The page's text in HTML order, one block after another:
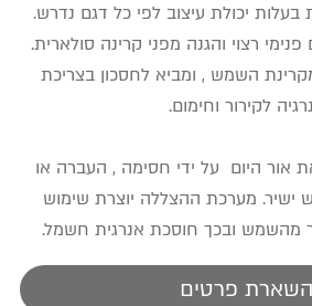
בעלות יכולת עיצוב לפי כל דגם נדרש.
רצוי והגנה מפני קרינה סולארית.
השמש , ומביא לחסכון בצריכת
לקירור וחימום.
אור היום על ידי חסימה , העברה או
מערכת ההצללה יוצרת שימוש
מהשמש ובכך חוסכת אנרגית חשמל.
השארת פרטים